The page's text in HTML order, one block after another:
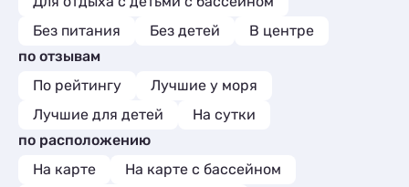
Без питания
Без детей
В центре
по отзывам
По рейтингу
Лучшие у моря
Лучшие для детей
На сутки
по расположению
На карте
На карте с бассейном